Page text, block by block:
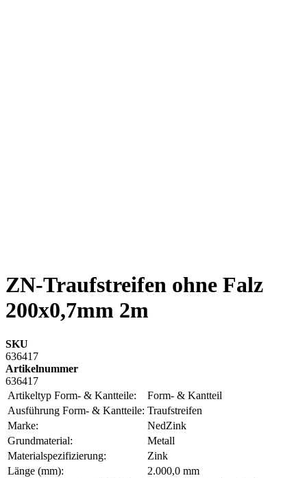
ZN-Traufstreifen ohne Falz
200x0,7mm 2m
SKU
636417
Artikelnummer
636417
Artikeltyp Form- & Kantteile:
Form- & Kantteil
Ausführung Form- & Kantteile: Traufstreifen
Marke:
NedZink
Grundmaterial:
Metall
Materialspezifizierung:
Zink
Länge (mm):
2.000,0 mm